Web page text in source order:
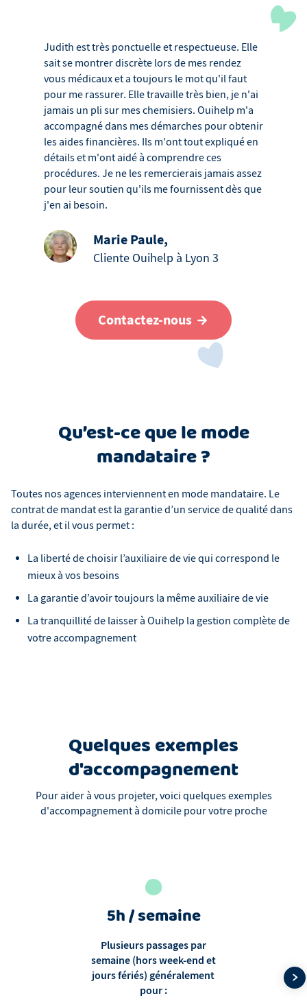
Judith est très ponctuelle et respectueuse. Elle
sait se montrer discrète lors de mes rendez
vous médicaux et a toujours le mot qu'il faut
pour me rassurer. Elle travaille très bien, je n'ai
jamais un pli sur mes chemisiers. Ouihelp m'a
accompagné dans mes démarches pour obtenir
les aides financières. Ils m'ont tout expliqué en
détails et m'ont aidé à comprendre ces
procédures. Je ne les remercierais jamais assez
pour leur soutien qu'ils me fournissent dès que
j'en ai besoin.
Marie Paule,
Cliente Ouihelp à Lyon 3
Contactez-nous
Qu’est-ce que le mode
mandataire ?
Toutes nos agences interviennent en mode mandataire. Le
contrat de mandat est la garantie d’un service de qualité dans
la durée, et il vous permet :
La liberté de choisir l’auxiliaire de vie qui correspond le
mieux à vos besoins
La garantie d’avoir toujours la même auxiliaire de vie
La tranquillité de laisser à Ouihelp la gestion complète de
votre accompagnement
Quelques exemples
d'accompagnement
Pour aider à vous projeter, voici quelques exemples
d'accompagnement à domicile pour votre proche
5h / semaine
Plusieurs passages par
semaine (hors week-end et
jours fériés) généralement
pour :